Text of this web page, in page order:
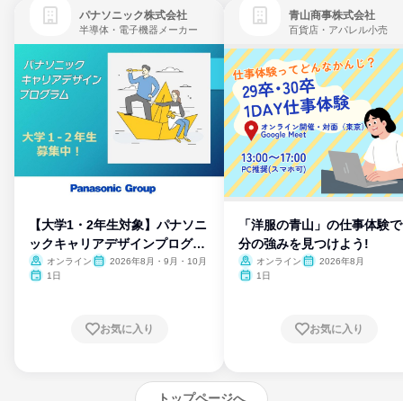
パナソニック株式会社
半導体・電子機器メーカー
【大学1・2年生対象】パナソニ
ックキャリアデザインプログラ
ム
オンライン
2026年8月・9月・10月
1日
お気に入り
青山商事株式会社
百貨店・アパレル小売
「洋服の青山」の仕事体験
分の強みを見つけよう!
オンライン
2026年8月
1日
お気に入り